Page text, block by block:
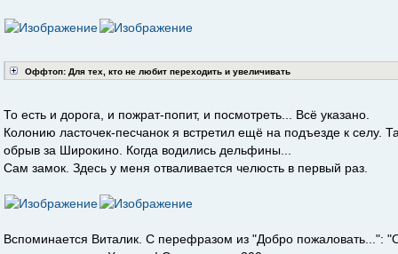
Оффтоп: Для тех, кто не любит переходить и увеличивать
То есть и дорога, и пожрат-попит, и посмотреть... Всё указано.
Колонию ласточек-песчанок я встретил ещё на подъезде к селу.
обрыв за Широкино. Когда водились дельфины...
Сам замок. Здесь у меня отваливается челюсть в первый раз.
Вспоминается Виталик. С перефразом из "Добро пожаловать...":